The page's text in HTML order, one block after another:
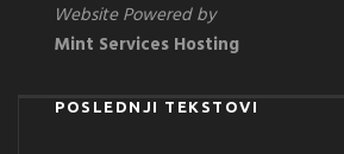
Website Powered by
Mint Services Hosting
POSLEDNJI TEKSTOVI